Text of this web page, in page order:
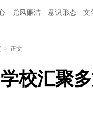
党风廉洁 意识形态 文
> 正文
校汇聚